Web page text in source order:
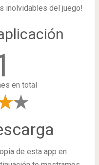
inolvidables del juego!
en total
de esta app en